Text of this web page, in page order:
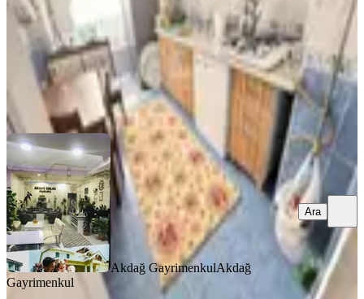
3.150.000 ₺
Akdağ GayrimenkulAkdağ Gayrimenkul
Akdağ GayrimenkulAkdağ
Gayrimenkul
Ara